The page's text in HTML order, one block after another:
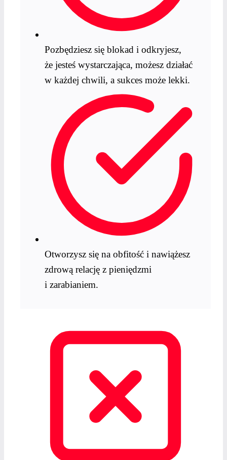
Pozbędziesz się blokad i odkryjesz,
że jesteś wystarczająca, możesz działać
w każdej chwili, a sukces może lekki.
Otworzysz się na obfitość i nawiążesz
zdrową relację z pieniędzmi
i zarabianiem.